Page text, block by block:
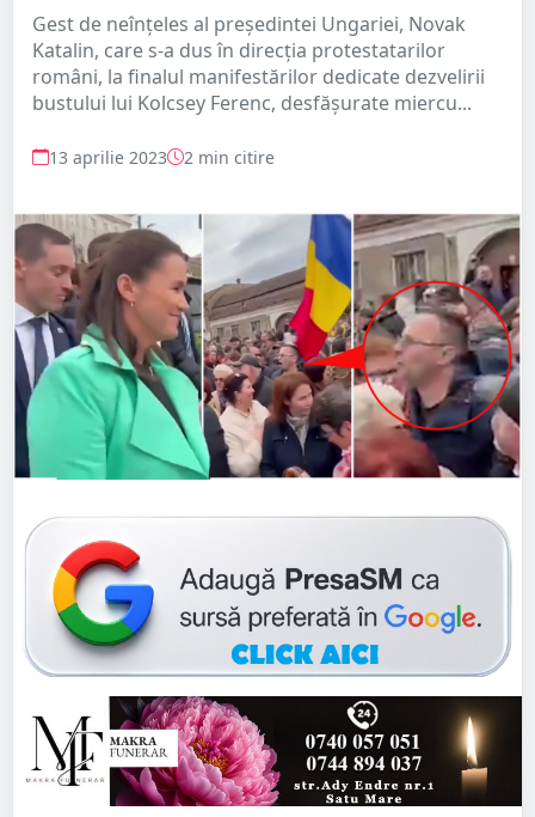
Gest de neînțeles al președintei Ungariei, Novak
Katalin, care s-a dus în direcția protestatarilor
români, la finalul manifestărilor dedicate dezvelirii
bustului lui Kolcsey Ferenc, desfășurate miercu...
13 aprilie 2023 2 min citire